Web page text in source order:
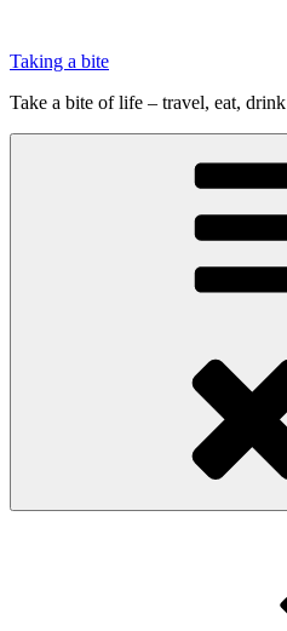
indhold
Taking a bite
Take a bite of life – travel, eat, drink